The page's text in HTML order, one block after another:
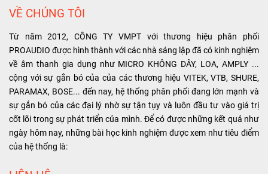
VỀ CHÚNG TÔI
Từ năm 2012, CÔNG TY VMPT với thương hiệu phân phối
PROAUDIO được hình thành với các nhà sáng lập đã có kinh nghiệm
về âm thanh gia dụng như MICRO KHÔNG DÂY, LOA, AMPLY ...
cộng với sự gắn bó của của các thương hiệu VITEK, VTB, SHURE,
PARAMAX, BOSE... đến nay, hệ thống phân phối đang lớn mạnh và
sự gắn bó của các đại lý nhờ sự tận tụy và luôn đầu tư vào giá trị
cốt lõi trong sự phát triển của mình. Để có được những kết quả như
ngày hôm nay, những bài học kinh nghiệm được xem như tiêu điểm
của hệ thống là: